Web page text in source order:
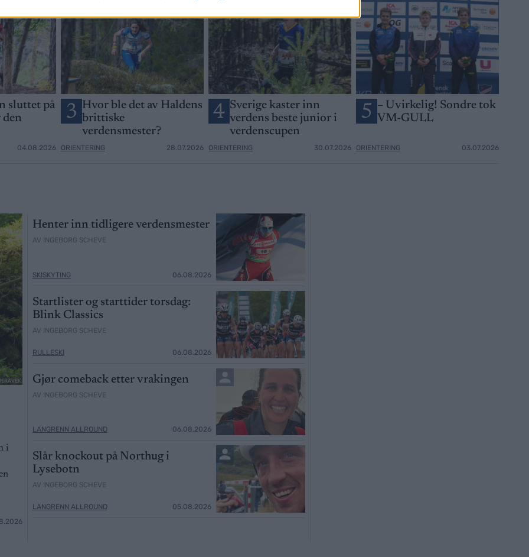
sluttet på
den
04.08.2026
3 Hvor ble det av Haldens
brittiske
verdensmester?
ORIENTERING 28.07.2026
4 Sverige kaster inn
verdens beste junior i
verdenscupen
ORIENTERING 30.07.2026
5 – Uvirkelig! Sondre tok
VM-GULL
ORIENTERING 03.07.2026
i
Henter inn tidligere verdensmester
AV INGEBORG SCHEVE
SKISKYTING 06.08.2026
Startlister og starttider torsdag:
Blink Classics
AV INGEBORG SCHEVE
RULLESKI 06.08.2026
Gjør comeback etter vrakingen
AV INGEBORG SCHEVE
LANGRENN ALLROUND 06.08.2026
Slår knockout på Northug i
Lysebotn
AV INGEBORG SCHEVE
LANGRENN ALLROUND 05.08.2026